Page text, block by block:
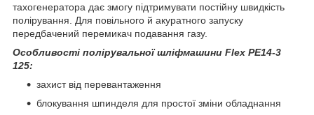
тахогенератора дає змогу підтримувати постійну швидкість
полірування. Для повільного й акуратного запуску
передбачений перемикач подавання газу.
Особливості полірувальної шліфмашини Flex PE14-3
125:
захист від перевантаження
блокування шпинделя для простої зміни обладнання